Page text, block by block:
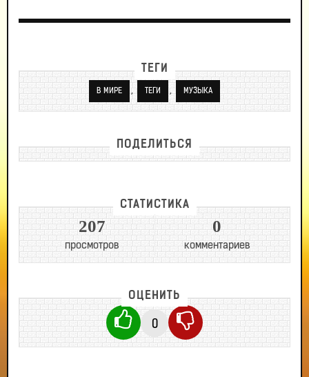
ТЕГИ
В МИРЕ , ТЕГИ , МУЗЫКА
ПОДЕЛИТЬСЯ
СТАТИСТИКА
207
просмотров
0
комментариев
ОЦЕНИТЬ
0